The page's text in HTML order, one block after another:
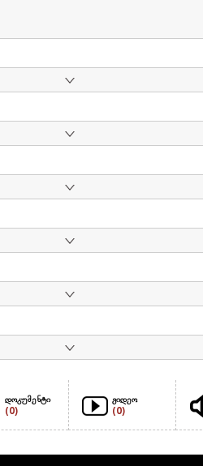
დოკუმენტი
(0)
ვიდეო
(0)